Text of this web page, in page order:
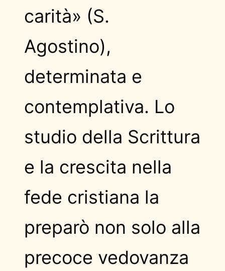
carità» (S.
Agostino),
determinata e
contemplativa. Lo
studio della Scrittura
e la crescita nella
fede cristiana la
preparò non solo alla
precoce vedovanza